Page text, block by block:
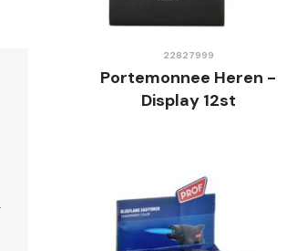
22827999
Portemonnee Heren -
Display 12st